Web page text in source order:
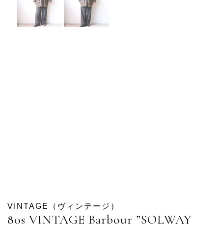
VINTAGE（ヴィンテージ）
80s VINTAGE Barbour ”SOLWAY